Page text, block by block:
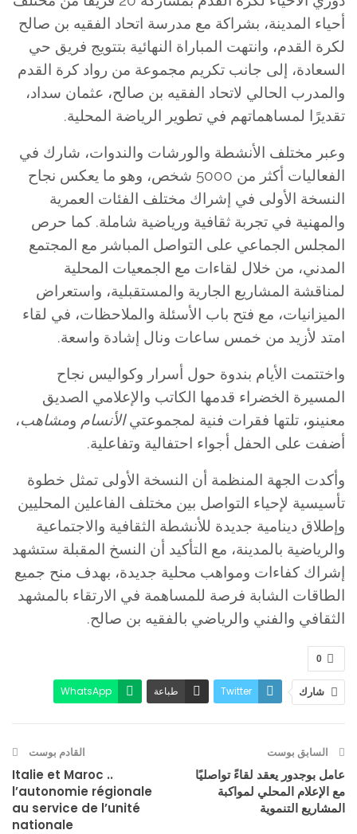
أحياء المدينة، بشراكة مع مدرسة اتحاد الفقيه بن صالح
لكرة القدم، وانتهت المباراة النهائية بتتويج فريق حي
السعادة، إلى جانب تكريم مجموعة من رواد كرة القدم
والمدرب الحالي لاتحاد الفقيه بن صالح، عثمان سداد،
تقديرًا لمساهماتهم في تطوير الرياضة المحلية.
وعبر مختلف الأنشطة والورشات والندوات، شارك في
الفعاليات أكثر من 5000 شخص، وهو ما يعكس نجاح
النسخة الأولى في إشراك مختلف الفئات العمرية
والمهنية في تجربة ثقافية ورياضية شاملة. كما حرص
المجلس الجماعي على التواصل المباشر مع المجتمع
المدني، من خلال لقاءات مع الجمعيات المحلية
لمناقشة المشاريع الجارية والمستقبلية، واستعراض
الميزانيات، مع فتح باب الأسئلة والملاحظات، في لقاء
امتد لأزيد من خمس ساعات ونال إشادة واسعة.
واختتمت الأيام بندوة حول أسرار وكواليس نجاح
المسيرة الخضراء قدمها الكاتب والإعلامي الصديق
معنينو، تلتها فقرات فنية لمجموعتيالأنسام ومشاهب،
أضفت على الحفل أجواء احتفالية وتفاعلية.
وأكدت الجهة المنظمة أن النسخة الأولى تمثل خطوة
تأسيسية لإحياء التواصل بين مختلف الفاعلين المحليين
وإطلاق دينامية جديدة للأنشطة الثقافية والاجتماعية
والرياضية بالمدينة، مع التأكيد أن النسخ المقبلة ستشهد
إشراك كفاءات ومواهب محلية جديدة، بهدف منح جميع
الطاقات الشابة فرصة للمساهمة في الارتقاء بالمشهد
الثقافي والفني والرياضي بالفقيه بن صالح.
0
شارك Twitter طباعة
WhatsApp
السابق بوست
عامل بوجدور يعقد لقاءً تواصليًا
مع الإعلام المحلي لمواكبة
المشاريع التنموية
القادم بوست
Italie et Maroc ..
l’autonomie régionale
au service de l’unité
nationale